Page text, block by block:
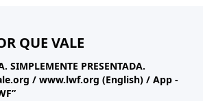
QUE VALE
SIMPLEMENTE PRESENTADA.
/ www.lwf.org (English) / App -